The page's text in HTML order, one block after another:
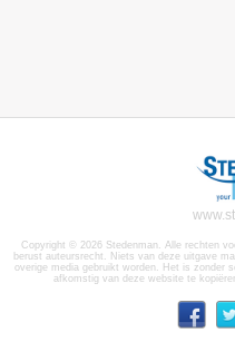
Copyright © 2026 Stedenman. Alle rechten
berust auteursrecht. Niets van deze uitgave
overige media gebruikt worden. Het is zonder
afkomstig van deze website te